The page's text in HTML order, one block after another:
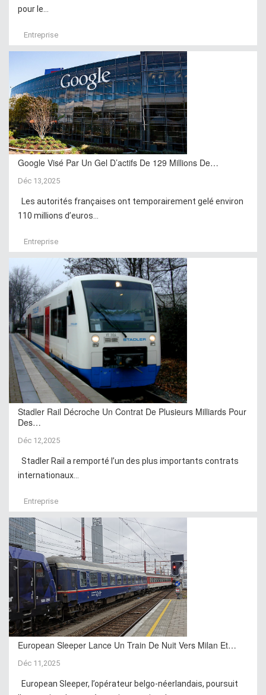
pour le...
Entreprise
Google Visé Par Un Gel D’actifs De 129 Millions De…
Déc 13,2025
Les autorités françaises ont temporairement gelé environ
110 millions d’euros...
Entreprise
Stadler Rail Décroche Un Contrat De Plusieurs Milliards Pour
Des…
Déc 12,2025
Stadler Rail a remporté l’un des plus importants contrats
internationaux...
Entreprise
European Sleeper Lance Un Train De Nuit Vers Milan Et…
Déc 11,2025
European Sleeper, l’opérateur belgo-néerlandais, poursuit